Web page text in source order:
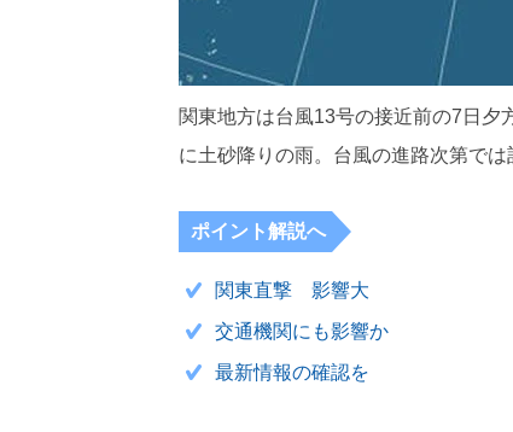
関東地方は台風13号の接近前の7日夕
に土砂降りの雨。台風の進路次第で
ポイント解説へ
関東直撃 影響大
交通機関にも影響か
最新情報の確認を